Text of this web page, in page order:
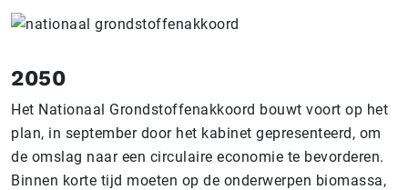
2050
Het Nationaal Grondstoffenakkoord bouwt voort op het
plan, in september door het kabinet gepresenteerd, om
de omslag naar een circulaire economie te bevorderen.
Binnen korte tijd moeten op de onderwerpen biomassa,